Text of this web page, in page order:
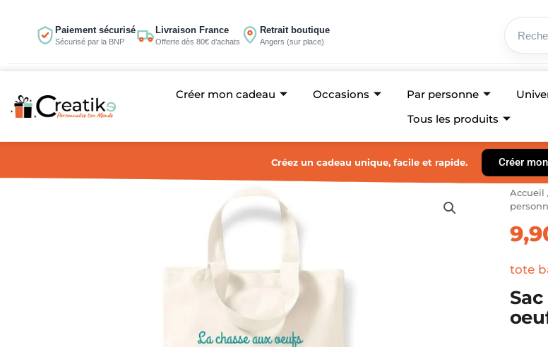
contenu
Paiement sécurisé
Sécurisé par la BNP
Livraison France
Offerte dès 80€ d’achats
Retrait boutique
Angers (sur place)
Créer mon cadeau Occasions Par personne
Tous les produits
Créez un cadeau unique, facile et rapide. Créer
Accueil
tote